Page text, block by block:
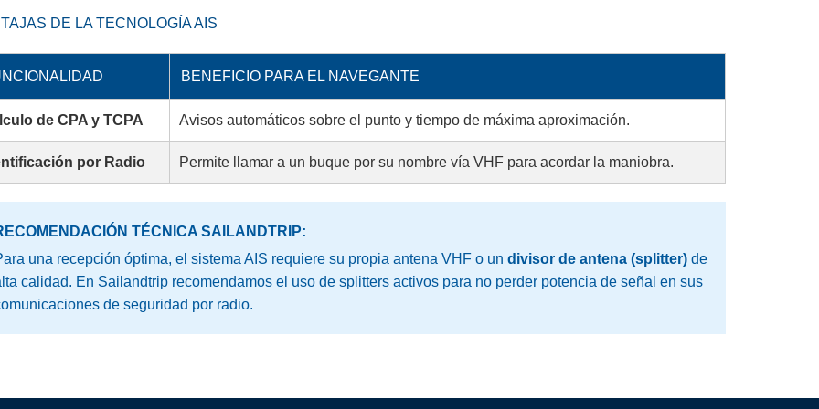
DE LA TECNOLOGÍA AIS
BENEFICIO PARA EL NAVEGANTE
de CPA y TCPA Avisos automáticos sobre el punto y tiempo de máxima aproximación.
por Radio Permite llamar a un buque por su nombre vía VHF para acordar la maniobra.
TÉCNICA SAILANDTRIP:
una recepción óptima, el sistema AIS requiere su propia antena VHF o un divisor de antena (splitter)de
calidad. En Sailandtrip recomendamos el uso de splitters activos para no perder potencia de señal en sus
de seguridad por radio.